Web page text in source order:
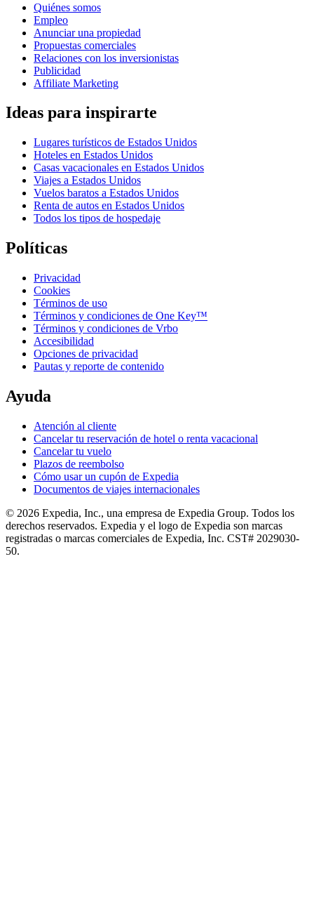
Quiénes somos
Empleo
Anunciar una propiedad
Propuestas comerciales
Relaciones con los inversionistas
Publicidad
Affiliate Marketing
Ideas para inspirarte
Lugares turísticos de Estados Unidos
Hoteles en Estados Unidos
Casas vacacionales en Estados Unidos
Viajes a Estados Unidos
Vuelos baratos a Estados Unidos
Renta de autos en Estados Unidos
Todos los tipos de hospedaje
Políticas
Privacidad
Cookies
Términos de uso
Términos y condiciones de One Key™
Términos y condiciones de Vrbo
Accesibilidad
Opciones de privacidad
Pautas y reporte de contenido
Ayuda
Atención al cliente
Cancelar tu reservación de hotel o renta vacacional
Cancelar tu vuelo
Plazos de reembolso
Cómo usar un cupón de Expedia
Documentos de viajes internacionales
© 2026 Expedia, Inc., una empresa de Expedia Group. Todos los
derechos reservados. Expedia y el logo de Expedia son marcas
registradas o marcas comerciales de Expedia, Inc. CST# 2029030-
50.